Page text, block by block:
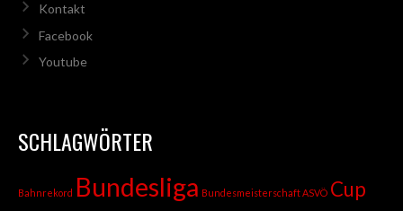
Kontakt
Facebook
Youtube
SCHLAGWÖRTER
Bahnrekord Bundesliga Bundesmeisterschaft ASVÖ Cup